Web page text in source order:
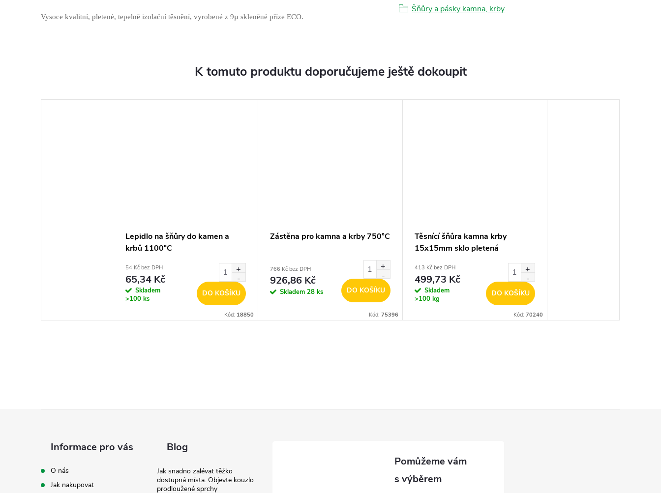
Vysoce kvalitní, pletené, tepelně izolační těsnění, vyrobené z 9µ skleněné příze ECO.
Šňůry a pásky kamna, krby
K tomuto produktu doporučujeme ještě dokoupit
Lepidlo na šňůry do kamen a
krbů 1100°C
54 Kč bez DPH
65,34 Kč
Skladem
>100 ks
DO KOŠÍKU
Kód: 18850
Zástěna pro kamna a krby 750°C
766 Kč bez DPH
926,86 Kč
Skladem 28 ks DO KOŠÍKU
Kód: 75396
Těsnící šňůra kamna krby
15x15mm sklo pletená
413 Kč bez DPH
499,73 Kč
Skladem
>100 kg
DO KOŠÍKU
Kód: 70240
Informace pro vás
O nás
Jak nakupovat
Blog
Jak snadno zalévat těžko
dostupná místa: Objevte kouzlo
prodloužené sprchy